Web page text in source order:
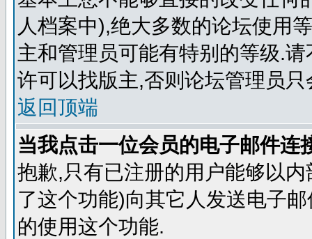
人档案中),绝大多数的论坛使用
主和管理员可能有特别的等级.
许可以找版主,否则论坛管理员
返回顶端
当我点击一位会员的电子邮件连
抱歉,只有已注册的用户能够以
了这个功能)向其它人发送电子
的使用这个功能.